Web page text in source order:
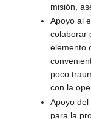
misión,
Apoyo al
colaborar
elemento
poco
con la
Apoyo
para la